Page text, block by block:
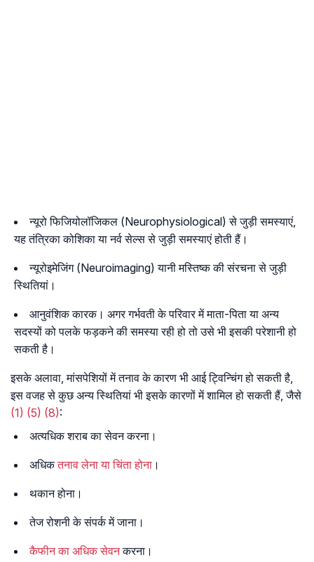
न्यूरो फिजियोलॉजिकल (Neurophysiological) से जुड़ी समस्याएं,
यह तंत्रिका कोशिका या नर्व सेल्स से जुड़ी समस्याएं होती हैं।
न्यूरोइमेजिंग (Neuroimaging) यानी मस्तिष्क की संरचना से जुड़ी
स्थितियां।
आनुवंशिक कारक। अगर गर्भवती के परिवार में माता-पिता या अन्य
सदस्यों को पलके फड़कने की समस्या रही हो तो उसे भी इसकी परेशानी हो
सकती है।
इसके अलावा, मांसपेशियों में तनाव के कारण भी आई ट्विन्चिंग हो सकती है,
इस वजह से कुछ अन्य स्थितियां भी इसके कारणों में शामिल हो सकती हैं, जैसे
(1) (5) (8):
अत्यधिक शराब का सेवन करना।
अधिकतनाव लेना या चिंता होना ।
थकान होना।
तेज रोशनी के संपर्क में जाना।
कैफीन का अधिक सेवनकरना।